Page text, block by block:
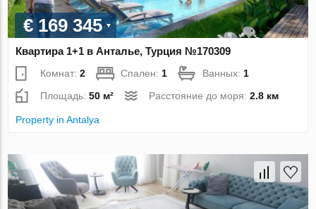
€ 169 345
Квартира 1+1 в Анталье, Турция №170309
Комнат:2 Спален: 1 Ванных: 1
Площадь:50 м² Расстояние до моря:2.8 км
Property in Antalya